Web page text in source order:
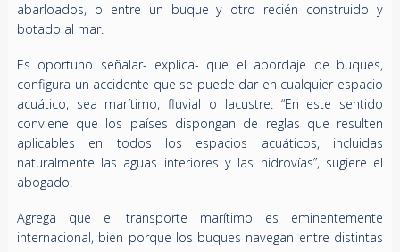
abarloados, o entre un buque y otro recién construido y
botado al mar.
Es oportuno señalar- explica- que el abordaje de buques,
configura un accidente que se puede dar en cualquier espacio
acuático, sea marítimo, fluvial o lacustre. “En este sentido
conviene que los países dispongan de reglas que resulten
aplicables en todos los espacios acuáticos, incluidas
naturalmente las aguas interiores y las hidrovías”, sugiere el
abogado.
Agrega que el transporte marítimo es eminentemente
internacional, bien porque los buques navegan entre distintas